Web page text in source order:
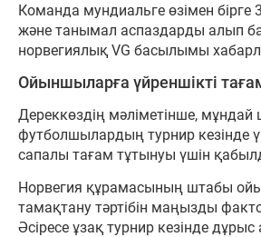
Команда мундиальге өзімен бірге
және танымал аспаздарды алып
норвегиялық VG басылымы
Ойыншыларға үйреншікті
Дереккөздің мәліметінше, мұндай
футболшылардың турнир кезінде
сапалы тағам тұтынуы үшін
Норвегия құрамасының штабы
тамақтану тәртібін маңызды
Әсіресе ұзақ турнир кезінде дұрыс